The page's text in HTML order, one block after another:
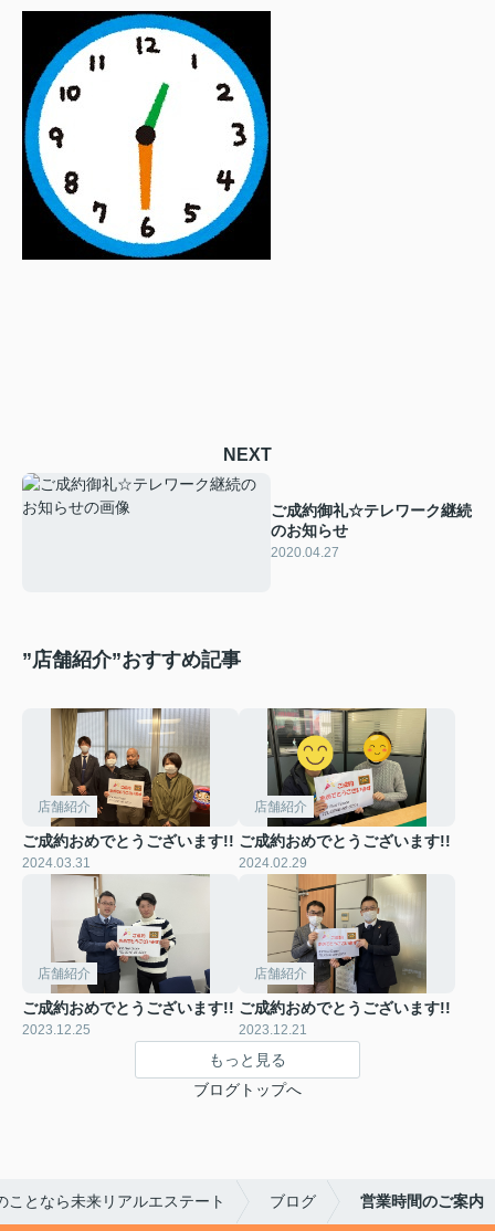
NEXT
ご成約御礼☆テレワーク継続
のお知らせ
2020.04.27
”店舗紹介”おすすめ記事
店舗紹介
ご成約おめでとうございます!!
2024.03.31
店舗紹介
ご成約おめでとうございます!!
2024.02.29
店舗紹介
ご成約おめでとうございます!!
2023.12.25
店舗紹介
ご成約おめでとうございます!!
2023.12.21
もっと見る
ブログトップへ
ことなら未来リアルエステート ブログ 営業時間のご案内